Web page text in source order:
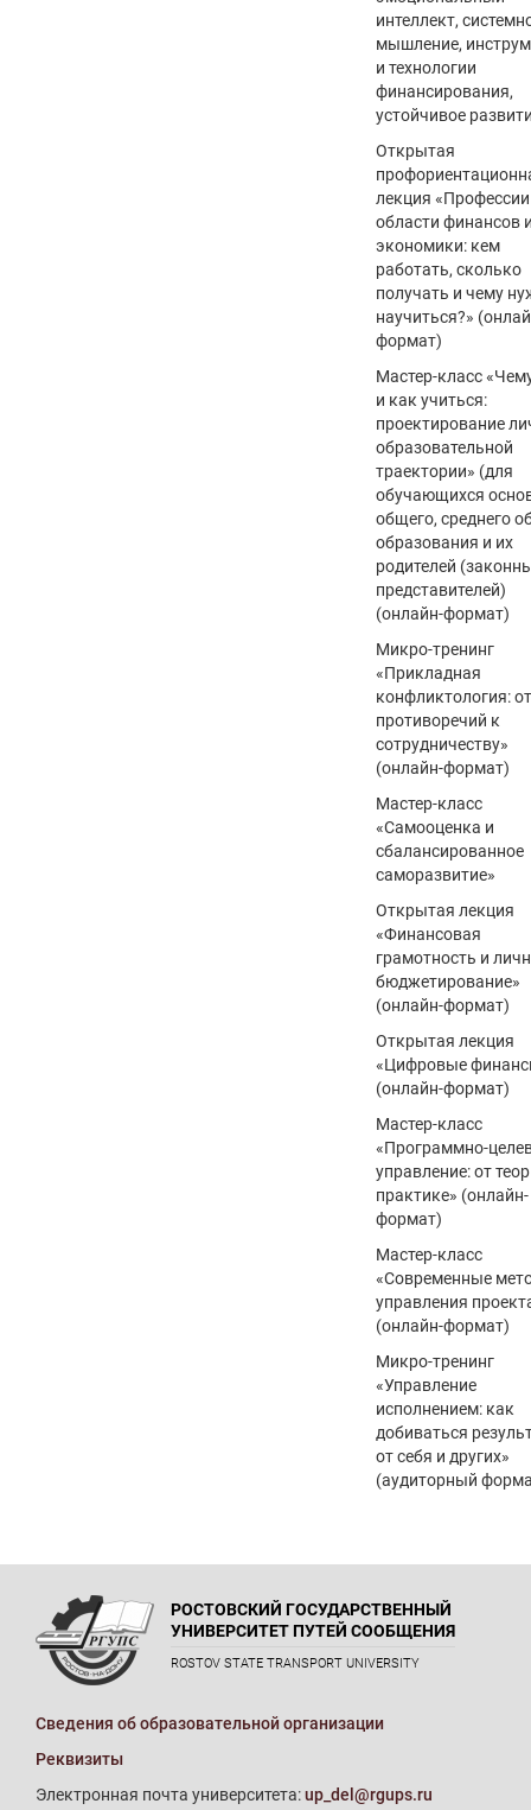
интеллект,
мышление,
и технологии
финансирования,
устойчивое
Открытая
лекция
области финансов
экономики: кем
работать, сколько
получать и чему
научиться?»
формат)
Мастер-класс
и как учиться:
проектирование
образовательной
траектории» (для
обучающихся
общего, среднего
образования и их
родителей
представителей)
(онлайн-формат)
Микро-тренинг
«Прикладная
конфликтология: от
противоречий к
сотрудничеству»
(онлайн-формат)
Мастер-класс
«Самооценка и
сбалансированное
саморазвитие»
Открытая лекция
«Финансовая
грамотность и
бюджетирование»
(онлайн-формат)
Открытая лекция
«Цифровые
(онлайн-формат)
Мастер-класс
«Программно-
управление: от
практике» (онлайн-
формат)
Мастер-класс
«Современные
управления
(онлайн-формат)
Микро-тренинг
«Управление
исполнением: как
добиваться
от себя и других»
(аудиторный
РОСТОВСКИЙ ГОСУДАРСТВЕННЫЙ
УНИВЕРСИТЕТ ПУТЕЙ СООБЩЕНИЯ
ROSTOV STATE TRANSPORT UNIVERSITY
Сведения об образовательной организации
Реквизиты
Электронная почта университета:up_del@rgups.ru